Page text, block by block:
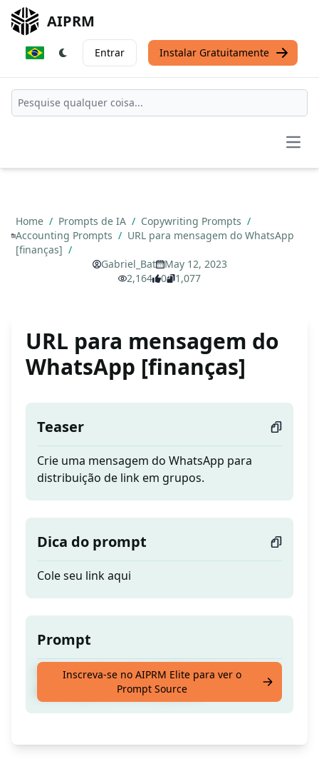
AIPRM
Entrar Instalar Gratuitamente
Home / Prompts de IA / Copywriting Prompts /
Accounting Prompts / URL para mensagem do WhatsApp
[finanças] /
Gabriel_Bat
May 12, 2023
2,164
0 1,077
URL para mensagem do
WhatsApp [finanças]
Teaser
Crie uma mensagem do WhatsApp para
distribuição de link em grupos.
Dica do prompt
Cole seu link aqui
Prompt
Crie uma mensagem do WhatsApp para
distribuição de link em grupos.
Inscreva-se no AIPRM Elite para ver o
Prompt Source